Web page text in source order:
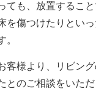
ても、放置するこ
を傷つけたりとい
。
客様より、リビン
とのご相談をいた